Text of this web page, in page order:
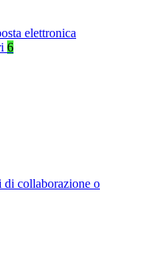
elettronica
6
collaborazione o